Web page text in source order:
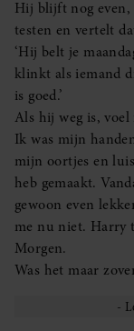
Hij blijft nog even,
testen en vertelt
‘Hij belt je
klinkt als iemand
is goed.’
Als hij weg is,
Ik was mijn
mijn oortjes en
heb gemaakt.
gewoon even
me nu niet. Harry
Morgen.
Was het maar